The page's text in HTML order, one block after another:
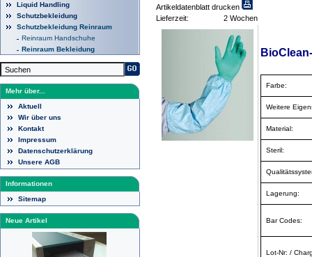
Liquid Handling
Schutzbekleidung
Schutzbekleidung Reinraum
Reinraum Handschuhe
Reinraum Bekleidung
Mehr über...
Aktuell
Wir über uns
Kontakt
Impressum
Datenschutzerklärung
Unsere AGB
Informationen
Sitemap
Neue Artikel
Artikeldatenblatt drucken
Lieferzeit:
2 Wochen
Farbe:
Weitere
Material:
Steril:
Lagerung:
Bar Codes:
Lot-Nr: /